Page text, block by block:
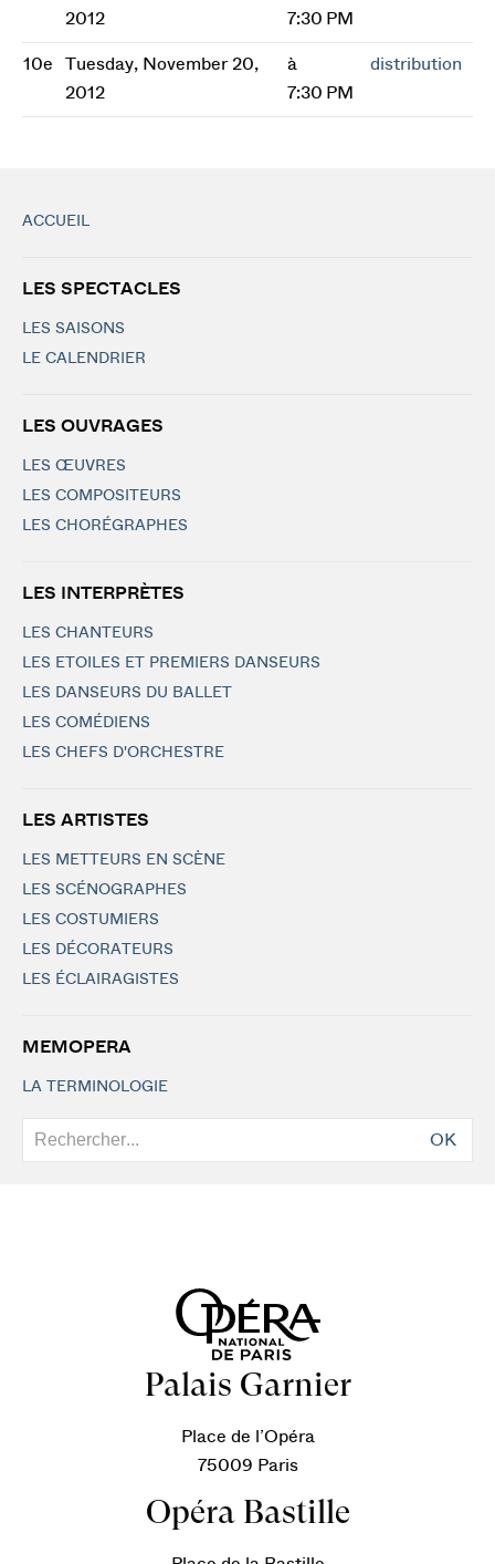
2012
7:30 PM
10e
Tuesday, November 20,
2012
à
7:30 PM
distribution
ACCUEIL
LES SPECTACLES
LES SAISONS
LE CALENDRIER
LES OUVRAGES
LES ŒUVRES
LES COMPOSITEURS
LES CHORÉGRAPHES
LES INTERPRÈTES
LES CHANTEURS
LES ETOILES ET PREMIERS DANSEURS
LES DANSEURS DU BALLET
LES COMÉDIENS
LES CHEFS D'ORCHESTRE
LES ARTISTES
LES METTEURS EN SCÈNE
LES SCÉNOGRAPHES
LES COSTUMIERS
LES DÉCORATEURS
LES ÉCLAIRAGISTES
MEMOPERA
LA TERMINOLOGIE
OK
Palais Garnier
Place de l’Opéra
75009 Paris
Opéra Bastille